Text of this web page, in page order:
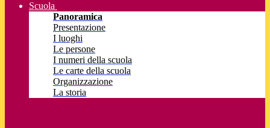
Scuola
Panoramica
Presentazione
I luoghi
Le persone
I numeri della scuola
Le carte della scuola
Organizzazione
La storia